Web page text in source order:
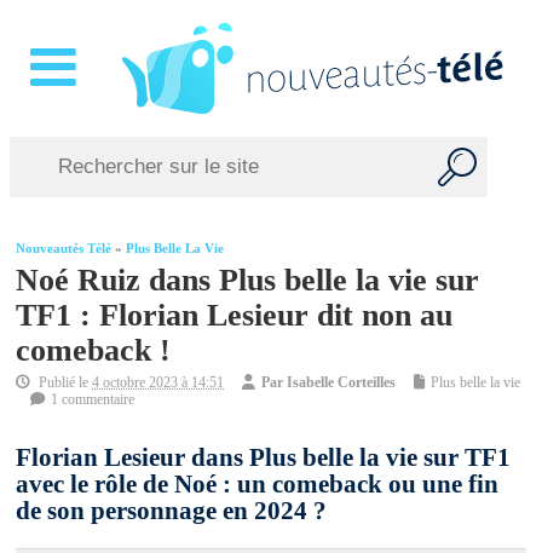
Nouveautés Télé »Plus Belle La Vie
Noé Ruiz dans Plus belle la vie sur
TF1 : Florian Lesieur dit non au
comeback !
Publié le4 octobre 2023 à 14:51 ParIsabelle Corteilles
Plus belle la vie
1 commentaire
Florian Lesieur dans Plus belle la vie sur TF1
avec le rôle de Noé : un comeback ou une fin
de son personnage en 2024 ?